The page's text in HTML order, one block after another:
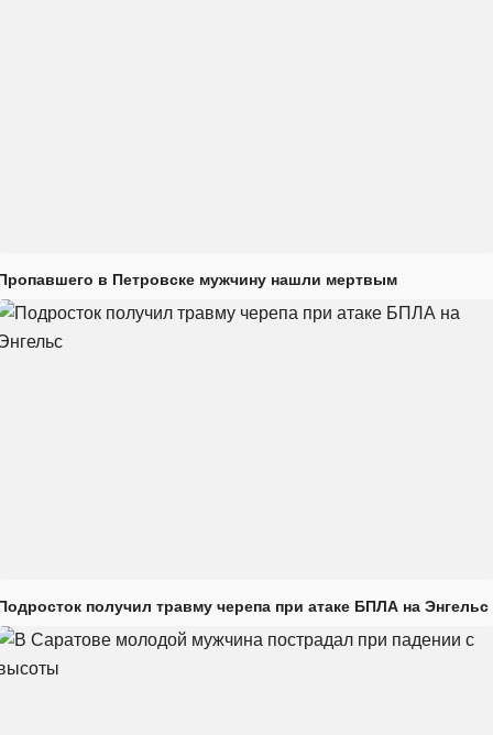
в Петровске мужчину нашли мертвым
получил травму черепа при атаке БПЛА на Энгельс